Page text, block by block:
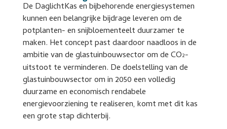
De DaglichtKas en bijbehorende energiesystemen
kunnen een belangrijke bijdrage leveren om de
potplanten- en snijbloementeelt duurzamer te
maken. Het concept past daardoor naadloos in de
ambitie van de glastuinbouwsector om de CO2-
uitstoot te verminderen. De doelstelling van de
glastuinbouwsector om in 2050 een volledig
duurzame en economisch rendabele
energievoorziening te realiseren, komt met dit kas
een grote stap dichterbij.